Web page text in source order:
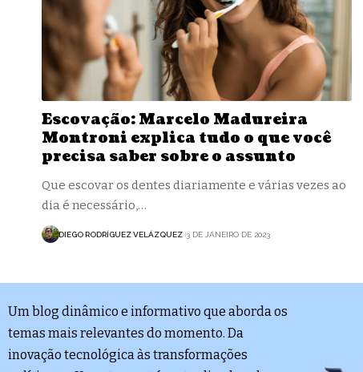
Escovação: Marcelo Madureira
Montroni explica tudo o que você
precisa saber sobre o assunto
Que escovar os dentes diariamente e várias vezes ao
dia é necessário,…
DIEGO RODRÍGUEZ VELÁZQUEZ 3 DE JANEIRO DE 2023
Um blog dinâmico e informativo que aborda os
temas mais relevantes do momento. Da
inovação tecnológica às transformações